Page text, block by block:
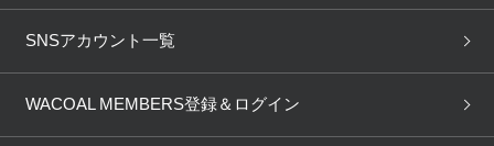
OUR WACOAL
WACOAL Remamma Mens Innerwear
ブラ無料診断
3Dボディスキャン
商品回収
下着の基礎知識
ブラパン ワコールスタイル
SNSアカウント一覧
WACOAL MEMBERS登録＆ログイン